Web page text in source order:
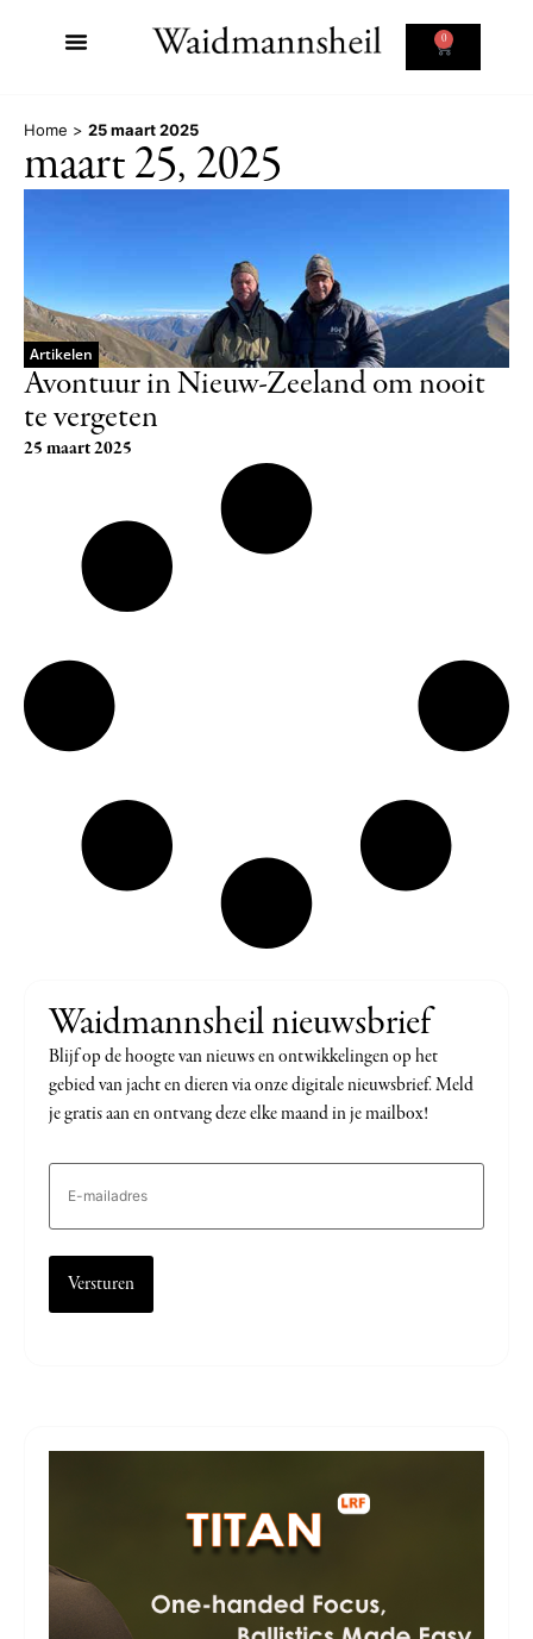
0
Home > 25 maart 2025
maart 25, 2025
Artikelen
Avontuur in Nieuw-Zeeland om nooit
te vergeten
25 maart 2025
Waidmannsheil nieuwsbrief
Blijf op de hoogte van nieuws en ontwikkelingen op het
gebied van jacht en dieren via onze digitale nieuwsbrief. Meld
je gratis aan en ontvang deze elke maand in je mailbox!
E-
mailadres